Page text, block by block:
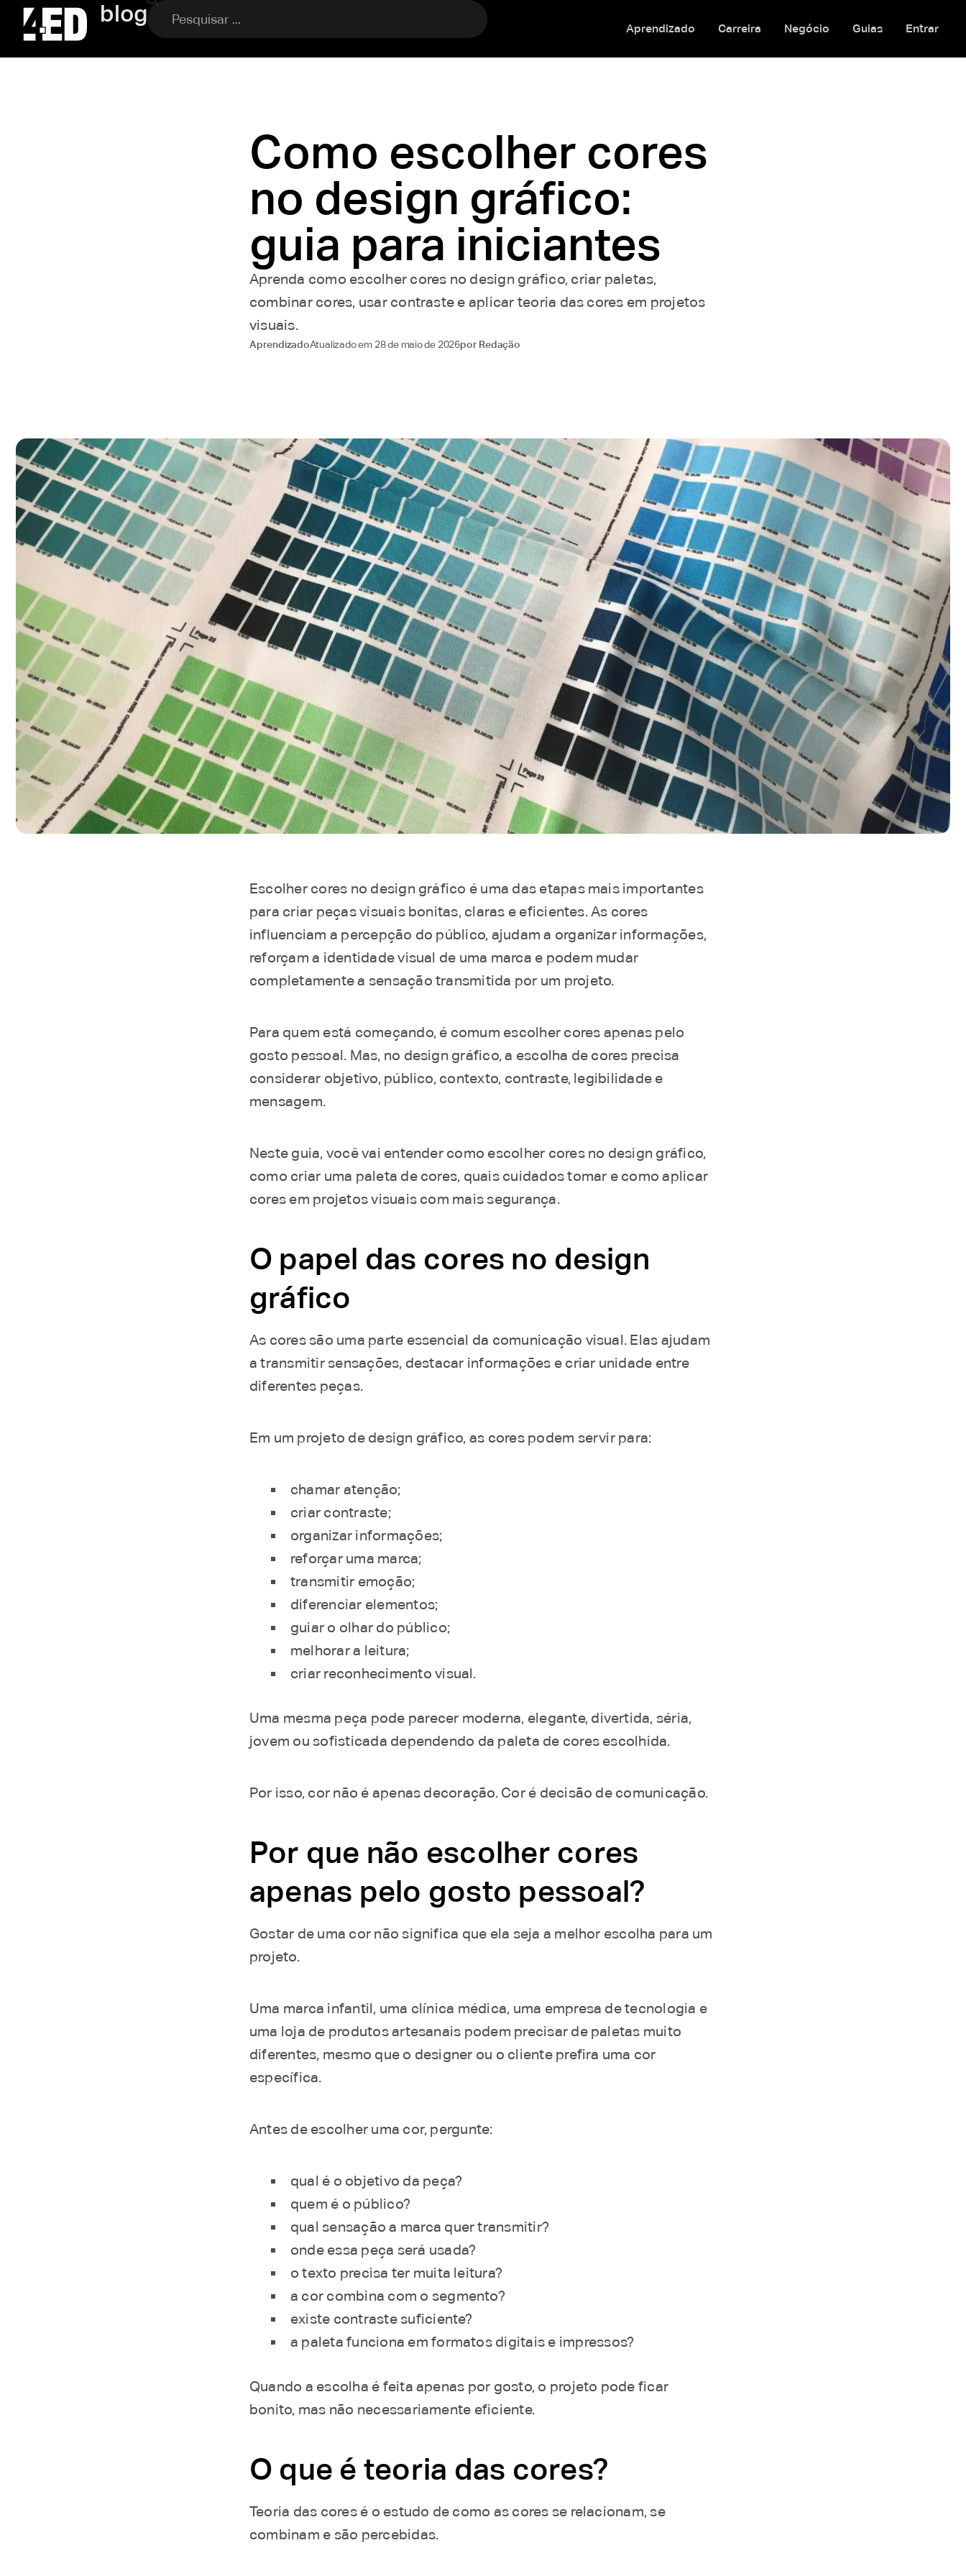
blog
Aprendizado Carreira Negócio Guias Entrar
Como escolher cores
no design gráfico:
guia para iniciantes
Aprenda como escolher cores no design gráfico, criar paletas,
combinar cores, usar contraste e aplicar teoria das cores em projetos
visuais.
AprendizadoAtualizado em 28 de maio de 2026por Redação
Escolher cores no design gráfico é uma das etapas mais importantes
para criar peças visuais bonitas, claras e eficientes. As cores
influenciam a percepção do público, ajudam a organizar informações,
reforçam a identidade visual de uma marca e podem mudar
completamente a sensação transmitida por um projeto.
Para quem está começando, é comum escolher cores apenas pelo
gosto pessoal. Mas, no design gráfico, a escolha de cores precisa
considerar objetivo, público, contexto, contraste, legibilidade e
mensagem.
Neste guia, você vai entender como escolher cores no design gráfico,
como criar uma paleta de cores, quais cuidados tomar e como aplicar
cores em projetos visuais com mais segurança.
O papel das cores no design
gráfico
As cores são uma parte essencial da comunicação visual. Elas ajudam
a transmitir sensações, destacar informações e criar unidade entre
diferentes peças.
Em um projeto de design gráfico, as cores podem servir para:
chamar atenção;
criar contraste;
organizar informações;
reforçar uma marca;
transmitir emoção;
diferenciar elementos;
guiar o olhar do público;
melhorar a leitura;
criar reconhecimento visual.
Uma mesma peça pode parecer moderna, elegante, divertida, séria,
jovem ou sofisticada dependendo da paleta de cores escolhida.
Por isso, cor não é apenas decoração. Cor é decisão de comunicação.
Por que não escolher cores
apenas pelo gosto pessoal?
Gostar de uma cor não significa que ela seja a melhor escolha para um
projeto.
Uma marca infantil, uma clínica médica, uma empresa de tecnologia e
uma loja de produtos artesanais podem precisar de paletas muito
diferentes, mesmo que o designer ou o cliente prefira uma cor
específica.
Antes de escolher uma cor, pergunte:
qual é o objetivo da peça?
quem é o público?
qual sensação a marca quer transmitir?
onde essa peça será usada?
o texto precisa ter muita leitura?
a cor combina com o segmento?
existe contraste suficiente?
a paleta funciona em formatos digitais e impressos?
Quando a escolha é feita apenas por gosto, o projeto pode ficar
bonito, mas não necessariamente eficiente.
O que é teoria das cores?
Teoria das cores é o estudo de como as cores se relacionam, se
combinam e são percebidas.